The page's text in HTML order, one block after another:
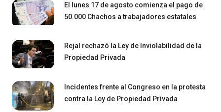
El lunes 17 de agosto comienza el pago de
50.000 Chachos a trabajadores estatales
Rejal rechazó la Ley de Inviolabilidad de la
Propiedad Privada
Incidentes frente al Congreso en la protesta
contra la Ley de Propiedad Privada